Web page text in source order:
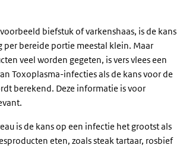
biefstuk of varkenshaas, is de kans
per bereide portie meestal klein. Maar
veel worden gegeten, is vers vlees een
Toxoplasma-infecties als de kans voor de
berekend. Deze informatie is voor
is de kans op een infectie het grootst als
eten, zoals steak tartaar, rosbief